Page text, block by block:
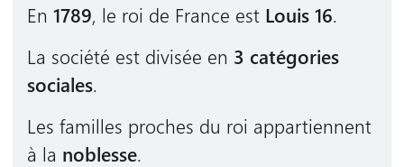
En 1789, le roi de France est Louis 16.
La société est divisée en 3 catégories
sociales.
Les familles proches du roi appartiennent
à la noblesse.